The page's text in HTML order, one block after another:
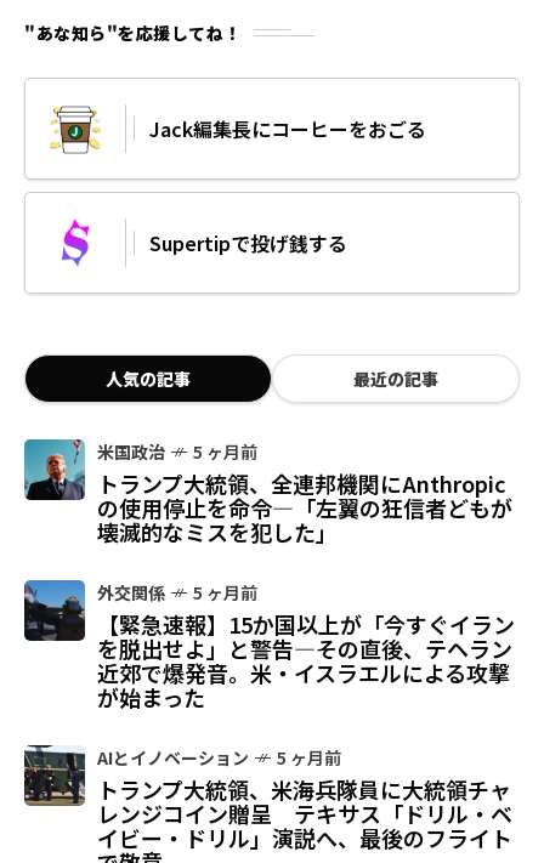
"あな知ら"を応援してね！
Jack編集長にコーヒーをおごる
Supertipで投げ銭する
人気の記事 最近の記事
米国政治 5 ヶ月前
トランプ大統領、全連邦機関にAnthropic
の使用停止を命令—「左翼の狂信者どもが
壊滅的なミスを犯した」
外交関係 5 ヶ月前
【緊急速報】15か国以上が「今すぐイラン
を脱出せよ」と警告—その直後、テヘラン
近郊で爆発音。米・イスラエルによる攻撃
が始まった
AIとイノベーション 5 ヶ月前
トランプ大統領、米海兵隊員に大統領チャ
レンジコイン贈呈 テキサス「ドリル・ベ
イビー・ドリル」演説へ、最後のフライト